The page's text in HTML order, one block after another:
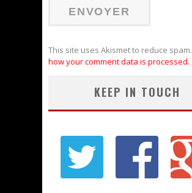
This site uses Akismet to reduce spam.
how your comment data is processed.
KEEP IN TOUCH